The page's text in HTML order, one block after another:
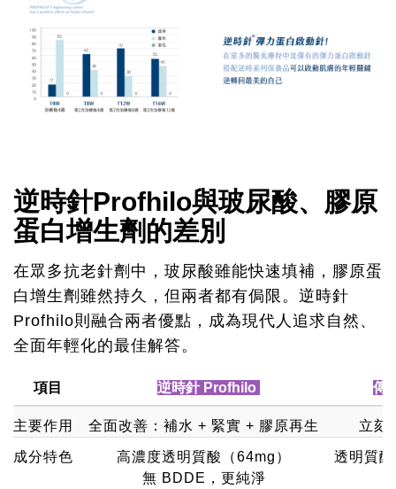
逆時針Profhilo與玻尿酸、膠原
蛋白增生劑的差別
在眾多抗老針劑中，玻尿酸雖能快速填補，膠原蛋
白增生劑雖然持久，但兩者都有侷限。逆時針
Profhilo則融合兩者優點，成為現代人追求自然、
全面年輕化的最佳解答。
項目 逆時針 Profhilo 傳
主要作用 全面改善：補水 + 緊實 + 膠原再生 立刻
成分特色
高濃度透明質酸（64mg）
無 BDDE，更純淨
透明質